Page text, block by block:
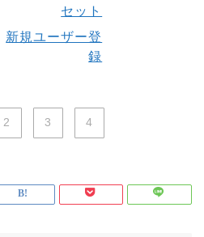
セット
新規ユーザー登
録
2 3 4